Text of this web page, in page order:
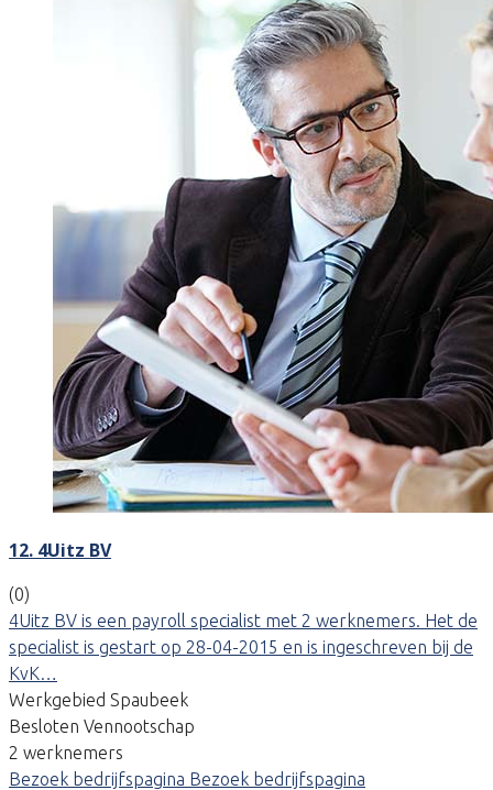
12. 4Uitz BV
(0)
4Uitz BV is een payroll specialist met 2 werknemers. Het de
specialist is gestart op 28-04-2015 en is ingeschreven bij de
KvK…
Werkgebied Spaubeek
Besloten Vennootschap
2 werknemers
Bezoek bedrijfspagina Bezoek bedrijfspagina